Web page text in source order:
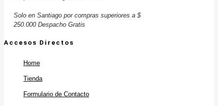
Solo en Santiago por compras superiores a $
250.000 Despacho Gratis
Accesos Directos
Home
Tienda
Formulario de Contacto